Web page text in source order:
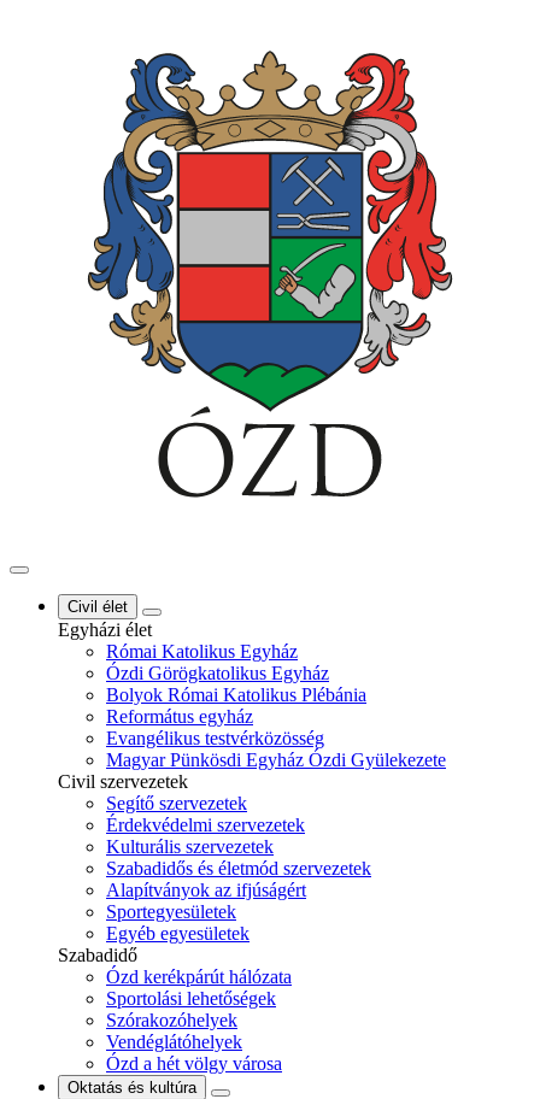
Civil élet
Egyházi élet
Római Katolikus Egyház
Ózdi Görögkatolikus Egyház
Bolyok Római Katolikus Plébánia
Református egyház
Evangélikus testvérközösség
Magyar Pünkösdi Egyház Ózdi Gyülekezete
Civil szervezetek
Segítő szervezetek
Érdekvédelmi szervezetek
Kulturális szervezetek
Szabadidős és életmód szervezetek
Alapítványok az ifjúságért
Sportegyesületek
Egyéb egyesületek
Szabadidő
Ózd kerékpárút hálózata
Sportolási lehetőségek
Szórakozóhelyek
Vendéglátóhelyek
Ózd a hét völgy városa
Oktatás és kultúra